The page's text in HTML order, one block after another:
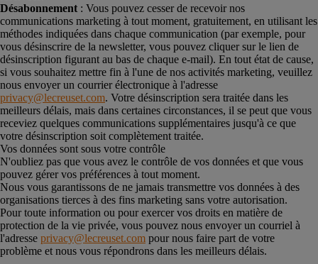
Désabonnement : Vous pouvez cesser de recevoir nos
communications marketing à tout moment, gratuitement, en utilisant les
méthodes indiquées dans chaque communication (par exemple, pour
vous désinscrire de la newsletter, vous pouvez cliquer sur le lien de
désinscription figurant au bas de chaque e-mail). En tout état de cause,
si vous souhaitez mettre fin à l'une de nos activités marketing, veuillez
nous envoyer un courrier électronique à l'adresse
privacy@lecreuset.com. Votre désinscription sera traitée dans les
meilleurs délais, mais dans certaines circonstances, il se peut que vous
receviez quelques communications supplémentaires jusqu'à ce que
votre désinscription soit complètement traitée.
Vos données sont sous votre contrôle
N'oubliez pas que vous avez le contrôle de vos données et que vous
pouvez gérer vos préférences à tout moment.
Nous vous garantissons de ne jamais transmettre vos données à des
organisations tierces à des fins marketing sans votre autorisation.
Pour toute information ou pour exercer vos droits en matière de
protection de la vie privée, vous pouvez nous envoyer un courriel à
l'adresse privacy@lecreuset.com pour nous faire part de votre
problème et nous vous répondrons dans les meilleurs délais.